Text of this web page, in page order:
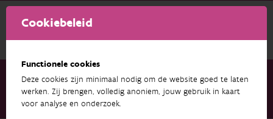
Cookiebeleid
Functionele cookies
Deze cookies zijn minimaal nodig om de website goed te laten
werken. Zij brengen, volledig anoniem, jouw gebruik in kaart
voor analyse en onderzoek.
Over ons Medewerkers